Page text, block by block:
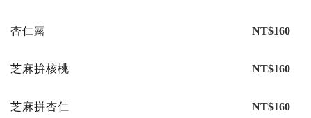
杏仁露 NT$160
芝麻拚核桃 NT$160
芝麻拼杏仁 NT$160